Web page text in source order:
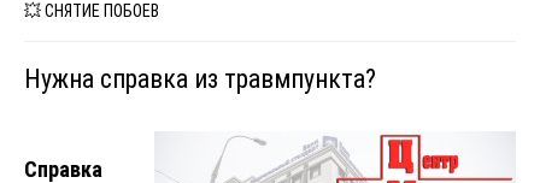
💥 СНЯТИЕ ПОБОЕВ
Нужна справка из травмпункта?
Справка